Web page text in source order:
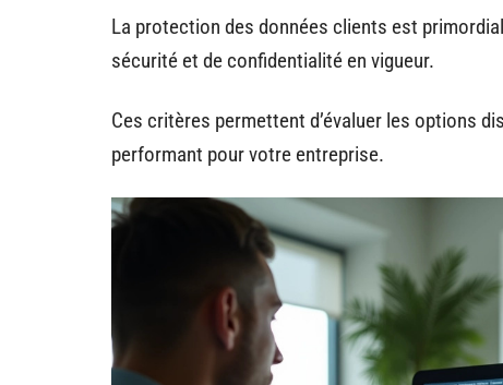
La protection des données clients est
sécurité et de confidentialité en vigueur.
Ces critères permettent d’évaluer les options
performant pour votre entreprise.